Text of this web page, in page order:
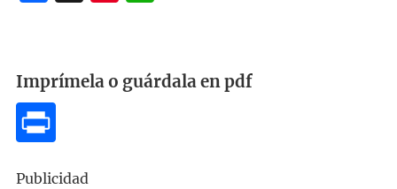
Imprímela o guárdala en pdf
Publicidad